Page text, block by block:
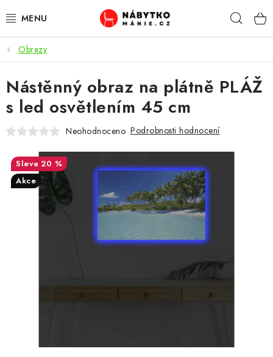
na
OBÝVACÍ POKOJ
KUCHYŇ A JÍDELNA
LOŽNICE
KANCELÁŘ / PRACOVNA
KOUPELNA A WC
Obrazy
Nástěnný obraz na plátně PLÁŽ
s led osvětlením 45 cm
Neohodnoceno Podrobnosti hodnocení
20 %
Akce